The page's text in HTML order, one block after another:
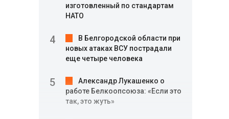
изготовленный по стандартам
НАТО
В Белгородской области при
новых атаках ВСУ пострадали
еще четыре человека
Александр Лукашенко о
работе Белкоопсоюза: «Если это
так, это жуть»